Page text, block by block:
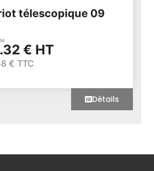
télescopique 09
€ HT
€ TTC
Détails